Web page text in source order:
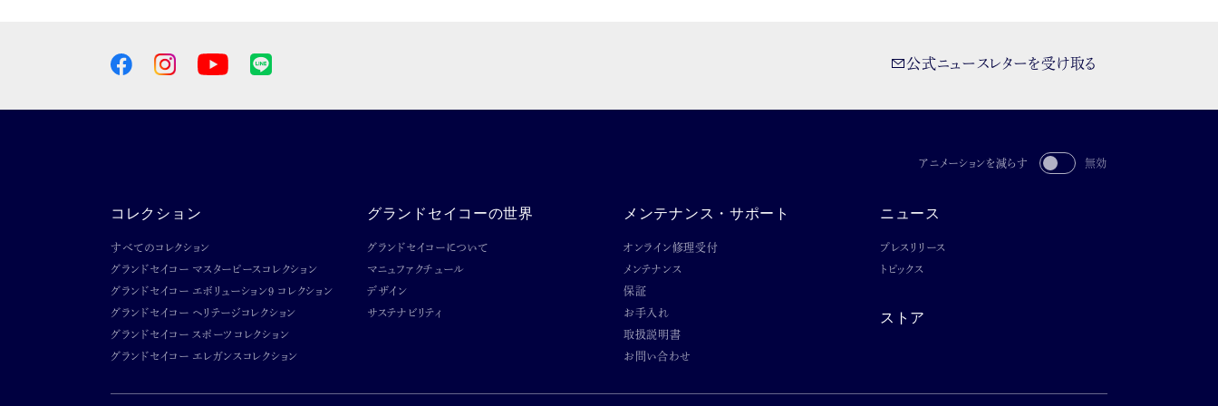
公式ニュースレターを受け取る
アニメーションを減らす 無効
コレクション
すべてのコレクション
グランドセイコー マスターピースコレクション
グランドセイコー エボリューション9 コレクション
グランドセイコー ヘリテージコレクション
グランドセイコー スポーツコレクション
グランドセイコー エレガンスコレクション
グランドセイコーの世界
グランドセイコーについて
マニュファクチュール
デザイン
サステナビリティ
メンテナンス・サポート
オンライン修理受付
メンテナンス
保証
お手入れ
取扱説明書
お問い合わせ
ニュース
プレスリリース
トピックス
ストア